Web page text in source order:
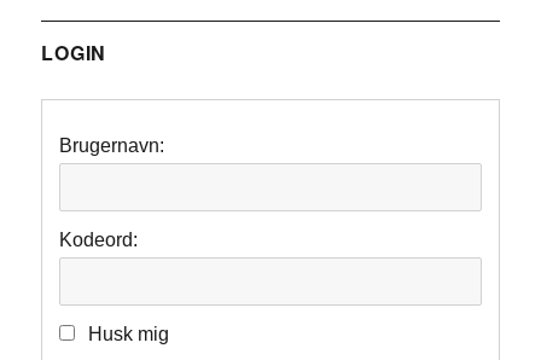
LOGIN
Brugernavn:
Kodeord:
Husk mig